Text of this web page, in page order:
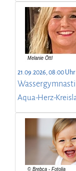
21.09.2026, 08:00 Uhr
Aqua-Herz-